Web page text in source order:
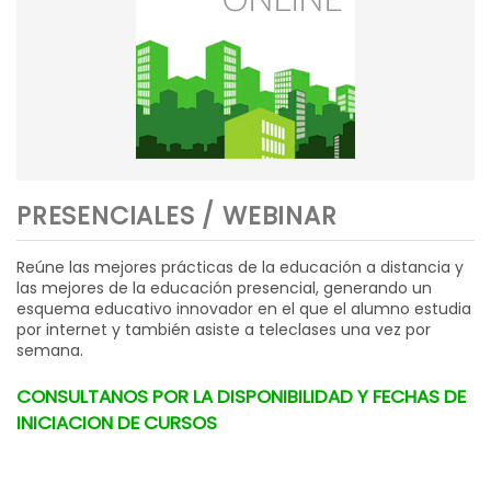
PRESENCIALES / WEBINAR
Reúne las mejores prácticas de la educación a distancia y
las mejores de la educación presencial, generando un
esquema educativo innovador en el que el alumno estudia
por internet y también asiste a teleclases una vez por
semana.
CONSULTANOS POR LA DISPONIBILIDAD Y FECHAS DE
INICIACION DE CURSOS